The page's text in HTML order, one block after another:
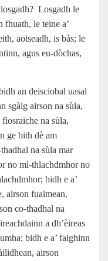
losgadh? Losgadh le
fhuath, le teine a’
aoiseadh, is bàs; le
agus eu‑dòchas,
an deisciobal uasal
sgàig airson na sùla,
na sùla,
ge bith dè am
na sùla mar
no mì-thlachdmhor no
bidh e a’
airson fuaimean,
co-thadhal na
a dh’èireas
bidh e a’ faighinn
airson